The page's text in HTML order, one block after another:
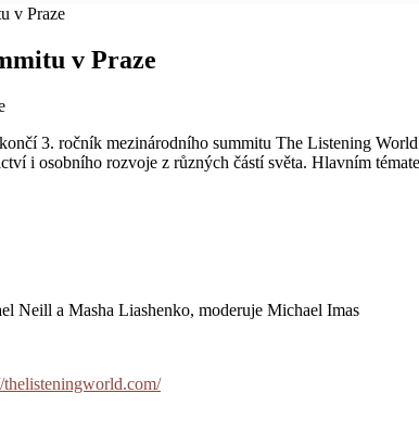
v Praze
v Praze
3. ročník mezinárodního summitu The Listening
i osobního rozvoje z různých částí světa. Hlavním
Neill a Masha Liashenko, moderuje Michael Imas
thelisteningworld.com/